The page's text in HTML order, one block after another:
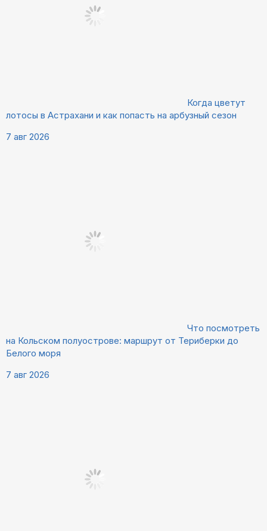
Когда цветут
лотосы в Астрахани и как попасть на арбузный сезон
7 авг 2026
Что посмотреть
на Кольском полуострове: маршрут от Териберки до
Белого моря
7 авг 2026